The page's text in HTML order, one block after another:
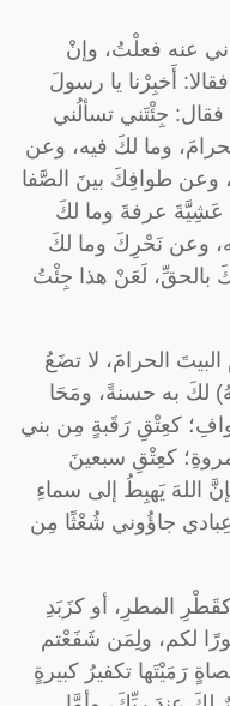
عنه فعلْتُ، وإنْ
أَخبِرْنا يا رسولَ
فقال: جِئْتَني تسألُني
وما لكَ فيه، وعن
وعن طوافِكَ بينَ الصَّفا
عَشِيَّةَ عرفةَ وما لكَ
وعن نَحْرِكَ وما لكَ
بالحقِّ، لَعَنْ هذا جِئْتُ
الحرامَ، لا تضَعُ
لكَ به حسنةً، ومَحَا
كعِتْقِ رَقَبةٍ مِن بني
كعِتْقِ سبعينَ
اللهَ يَهبِطُ إلى سماءِ
عِبادي جاؤُوني شُعْثًا مِن
المطرِ، أو كزَبَدِ
لكم، ولِمَن شَفَعْتم
رَمَيْتَها تكفيرُ كبيرةٍ